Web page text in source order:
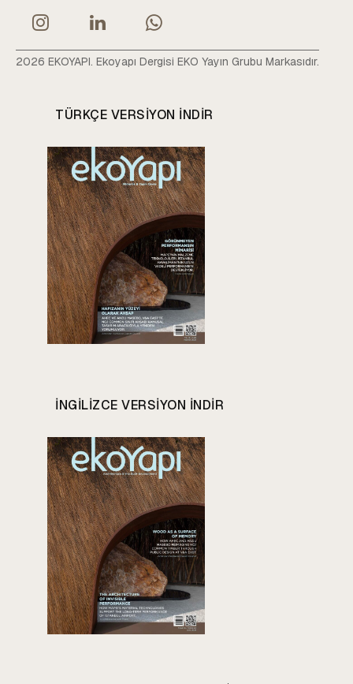
2026 EKOYAPI. Ekoyapı Dergisi EKO Yayın Grubu Markasıdır.
TÜRKÇE VERSIYON INDIR
INGILIZCE VERSIYON INDIR